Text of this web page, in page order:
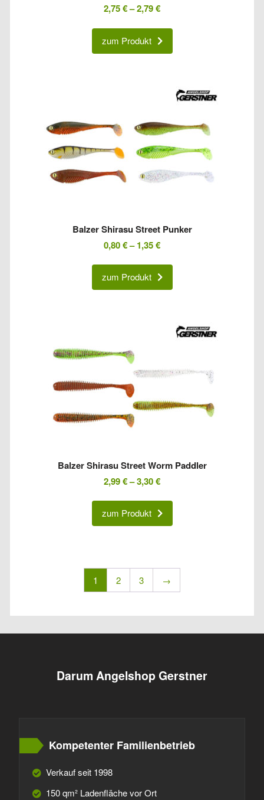
2,75€–2,79€
zum Produkt
Balzer Shirasu Street Punker
0,80€–1,35€
zum Produkt
Balzer Shirasu Street Worm Paddler
2,99€–3,30€
zum Produkt
1 2 3 →
Darum Angelshop Gerstner
Kompetenter Familienbetrieb
Verkauf seit 1998
150 qm² Ladenfläche vor Ort